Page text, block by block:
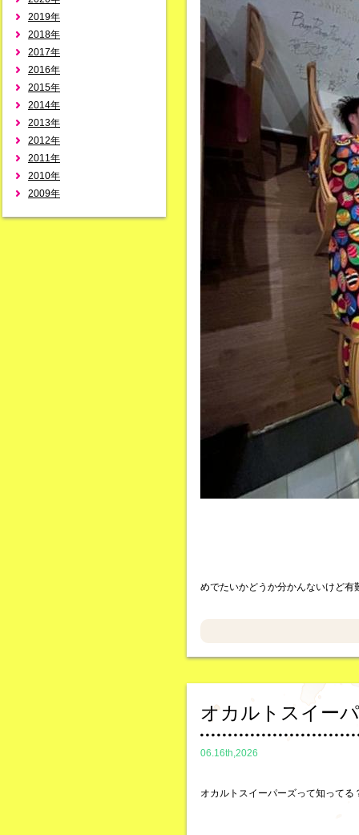
2019年
2018年
2017年
2016年
2015年
2014年
2013年
2012年
2011年
2010年
2009年
めでたいかどうか分かんないけど有
オカルトスイー
06.16th,2026
オカルトスイーパーズって知ってる